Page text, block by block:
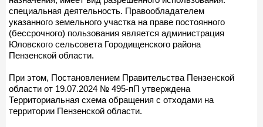
специальная деятельность. Правообладателем
указанного земельного участка на праве постоянного
(бессрочного) пользования является администрация
Юловского сельсовета Городищенского района
Пензенской области.
При этом, Постановлением Правительства Пензенской
области от 19.07.2024 № 495-пП утверждена
Территориальная схема обращения с отходами на
территории Пензенской области.